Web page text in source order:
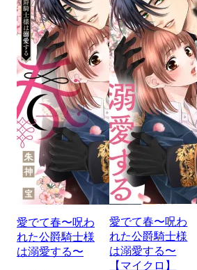
愛でて春〜呪わ
れた公爵騎士様
は溺愛する〜
愛でて春〜呪わ
れた公爵騎士様
は溺愛する〜
【マイクロ】